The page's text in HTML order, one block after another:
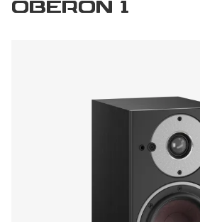
OBERON 1